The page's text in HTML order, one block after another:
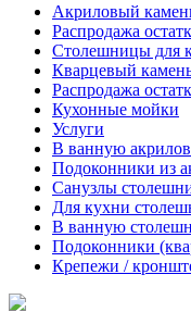
Акриловый
Распродажа
Столешницы для
Кварцевый
Распродажа
Кухонные мойки
Услуги
В ванную
Подоконники из
Санузлы
Для кухни
В ванную
Подоконники
Крепежи /